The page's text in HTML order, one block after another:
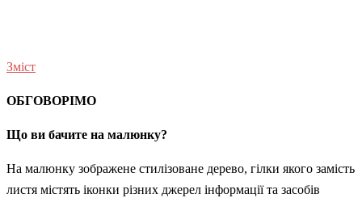
Зміст
ОБГОВОРІМО
Що ви бачите на малюнку?
На малюнку зображене стилізоване дерево, гілки якого замість
листя містять іконки різних джерел інформації та засобів